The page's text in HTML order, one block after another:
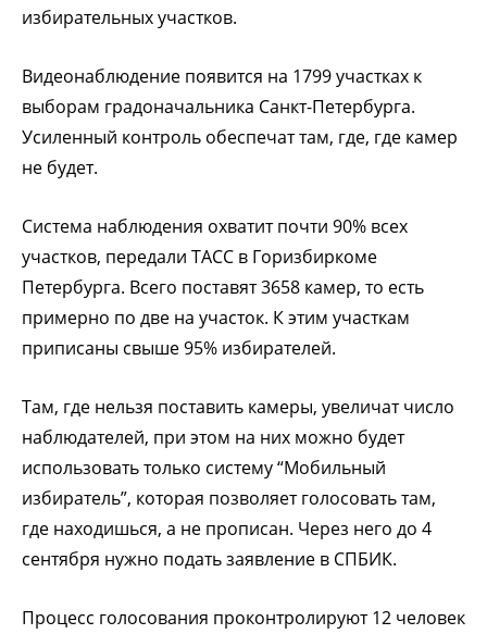
избирательных участков.
Видеонаблюдение появится на 1799 участках к
выборам градоначальника Санкт-Петербурга.
Усиленный контроль обеспечат там, где, где камер
не будет.
Система наблюдения охватит почти 90% всех
участков, передали ТАСС в Горизбиркоме
Петербурга. Всего поставят 3658 камер, то есть
примерно по две на участок. К этим участкам
приписаны свыше 95% избирателей.
Там, где нельзя поставить камеры, увеличат число
наблюдателей, при этом на них можно будет
использовать только систему “Мобильный
избиратель”, которая позволяет голосовать там,
где находишься, а не прописан. Через него до 4
сентября нужно подать заявление в СПБИК.
Процесс голосования проконтролируют 12 человек